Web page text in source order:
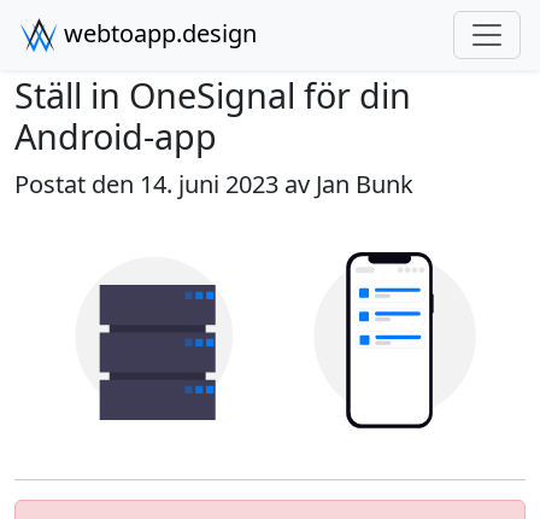
webtoapp.design
Ställ in OneSignal för din
Android-app
Postat den 14. juni 2023 av Jan Bunk